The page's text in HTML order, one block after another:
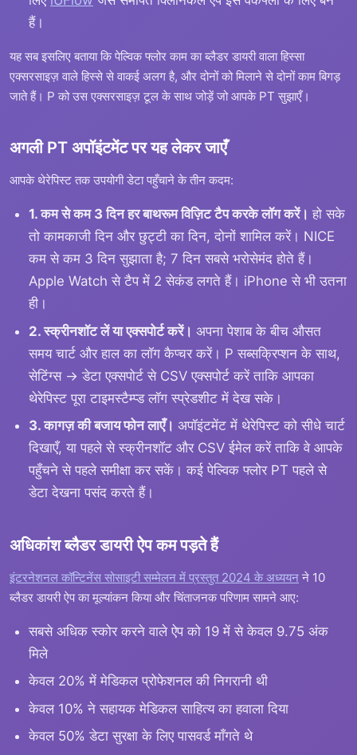
हैं।
यह सब इसलिए बताया कि पेल्विक फ्लोर काम का ब्लैडर डायरी वाला हिस्सा
एक्सरसाइज़ वाले हिस्से से वाकई अलग है, और दोनों को मिलाने से दोनों काम बिगड़
जाते हैं। P को उस एक्सरसाइज़ टूल के साथ जोड़ें जो आपके PT सुझाएँ।
अगली PT अपॉइंटमेंट पर यह लेकर जाएँ
आपके थेरेपिस्ट तक उपयोगी डेटा पहुँचाने के तीन कदम:
1. कम से कम 3 दिन हर बाथरूम विज़िट टैप करके लॉग करें। हो सके
तो कामकाजी दिन और छुट्टी का दिन, दोनों शामिल करें। NICE
कम से कम 3 दिन सुझाता है; 7 दिन सबसे भरोसेमंद होते हैं।
Apple Watch से टैप में 2 सेकंड लगते हैं। iPhone से भी उतना
ही।
2. स्क्रीनशॉट लें या एक्सपोर्ट करें। अपना पेशाब के बीच औसत
समय चार्ट और हाल का लॉग कैप्चर करें। P सब्सक्रिप्शन के साथ,
सेटिंग्स → डेटा एक्सपोर्ट से CSV एक्सपोर्ट करें ताकि आपका
थेरेपिस्ट पूरा टाइमस्टैम्प्ड लॉग स्प्रेडशीट में देख सके।
3. कागज़ की बजाय फोन लाएँ। अपॉइंटमेंट में थेरेपिस्ट को सीधे चार्ट
दिखाएँ, या पहले से स्क्रीनशॉट और CSV ईमेल करें ताकि वे आपके
पहुँचने से पहले समीक्षा कर सकें। कई पेल्विक फ्लोर PT पहले से
डेटा देखना पसंद करते हैं।
अधिकांश ब्लैडर डायरी ऐप कम पड़ते हैं
इंटरनेशनल कॉन्टिनेंस सोसाइटी सम्मेलन में प्रस्तुत 2024 के अध्ययन ने 10
ब्लैडर डायरी ऐप का मूल्यांकन किया और चिंताजनक परिणाम सामने आए:
सबसे अधिक स्कोर करने वाले ऐप को 19 में से केवल 9.75 अंक
मिले
केवल 20% में मेडिकल प्रोफेशनल की निगरानी थी
केवल 10% ने सहायक मेडिकल साहित्य का हवाला दिया
केवल 50% डेटा सुरक्षा के लिए पासवर्ड माँगते थे